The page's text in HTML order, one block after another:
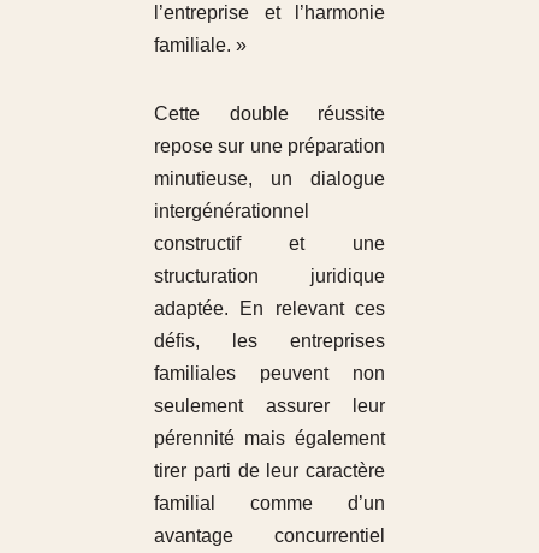
l’entreprise et l’harmonie
familiale. »
Cette double réussite
repose sur une préparation
minutieuse, un dialogue
intergénérationnel
constructif et une
structuration juridique
adaptée. En relevant ces
défis, les entreprises
familiales peuvent non
seulement assurer leur
pérennité mais également
tirer parti de leur caractère
familial comme d’un
avantage concurrentiel